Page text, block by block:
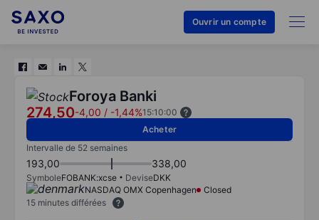
Ouvrir un compte
Foroya Banki
274,50-4,00 / -1,44%15:10:00
Acheter
Intervalle de 52 semaines
193,00 338,00
SymboleFOBANK:xcse DeviseDKK
NASDAQ OMX Copenhagen
Closed
15 minutes différées